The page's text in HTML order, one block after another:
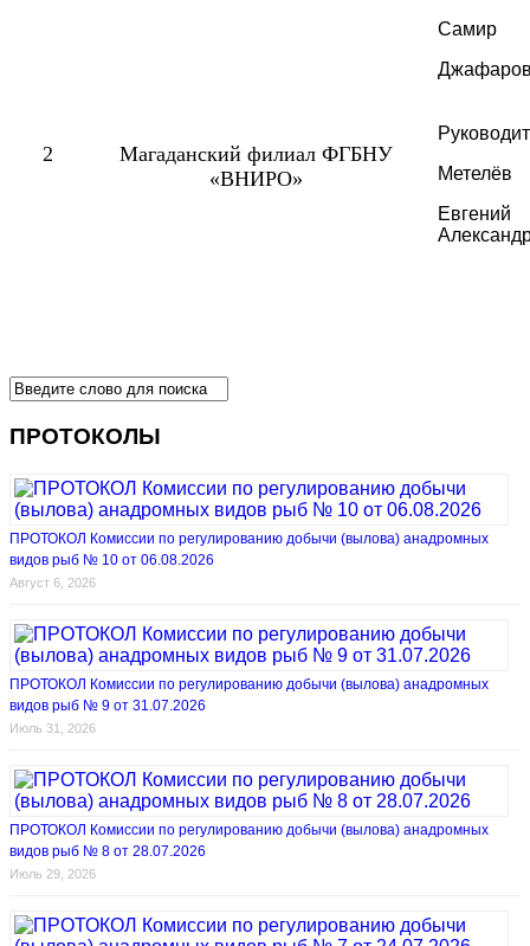
Самир
2
Магаданский филиал ФГБНУ
«ВНИРО»
Метелёв
Евгений
ПРОТОКОЛЫ
ПРОТОКОЛ Комиссии по регулированию добычи (вылова) анадромных
видов рыб № 10 от 06.08.2026
Август 6, 2026
ПРОТОКОЛ Комиссии по регулированию добычи (вылова) анадромных
видов рыб № 9 от 31.07.2026
Июль 31, 2026
ПРОТОКОЛ Комиссии по регулированию добычи (вылова) анадромных
видов рыб № 8 от 28.07.2026
Июль 29, 2026